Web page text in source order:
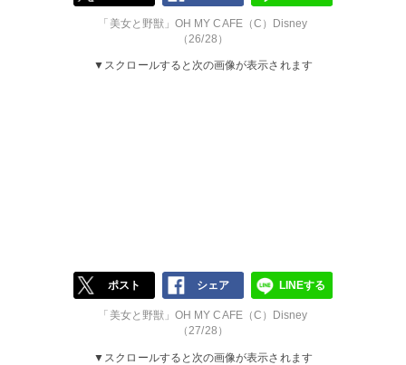
「美女と野獣」OH MY CAFE（C）Disney
（26/28）
▼スクロールすると次の画像が表示されます
ポスト シェア LINEする
「美女と野獣」OH MY CAFE（C）Disney
（27/28）
▼スクロールすると次の画像が表示されます